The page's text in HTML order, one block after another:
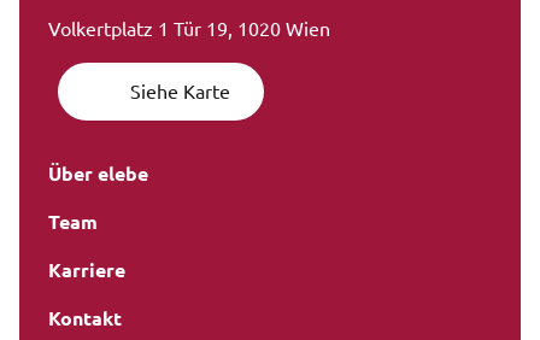
Volkertplatz 1 Tür 19, 1020 Wien
Siehe Karte
Über elebe
Team
Karriere
Kontakt